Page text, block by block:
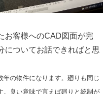
お客様へのCAD図面が完
についてお話できればと思
の物件になります。廻りも同じ
。良い意味で言えば廻りと統制が